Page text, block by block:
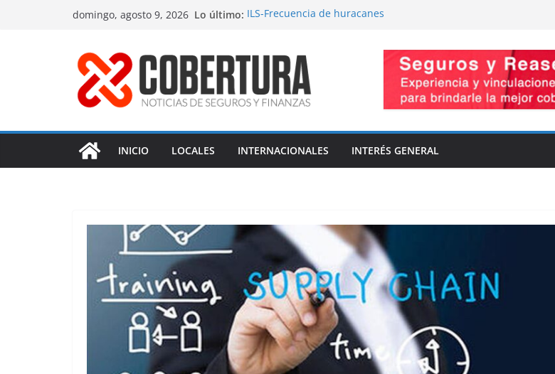
domingo, agosto 9, 2026 Lo último: ILS-Frecuencia de huracanes
Respaldo a renovaciones
Fitch-Impulso a la innovación
INICIO LOCALES INTERNACIONALES INTERÉS GENERAL